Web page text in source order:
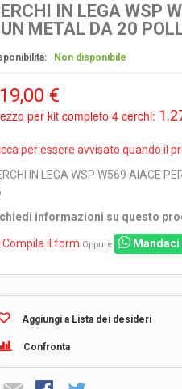
IN LEGA WSP
METAL DA 20
Non disponibile
€
per kit completo 4 cerchi:
per essere avvisato quando il
IN LEGA WSP W569 AIACE
informazioni su questo
Compila il form Oppure Mandaci
Aggiungi a Lista dei desideri
Confronta